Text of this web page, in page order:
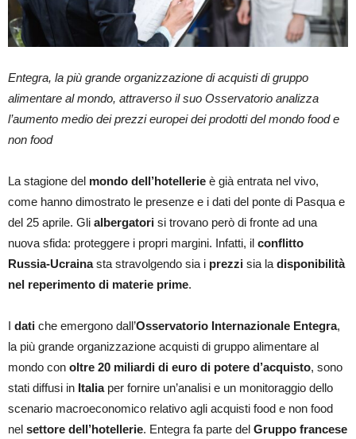
Entegra, la più grande organizzazione di acquisti di gruppo
alimentare al mondo, attraverso il suo Osservatorio analizza
l’aumento medio dei prezzi europei dei prodotti del mondo food e
non food
La stagione del mondo dell’hotellerie è già entrata nel vivo,
come hanno dimostrato le presenze e i dati del ponte di Pasqua e
del 25 aprile. Gli albergatori si trovano però di fronte ad una
nuova sfida: proteggere i propri margini. Infatti, il conflitto
Russia-Ucrainasta stravolgendo sia i prezzi sia la disponibilità
nel reperimento di materie prime.
I dati che emergono dall’Osservatorio Internazionale Entegra,
la più grande organizzazione acquisti di gruppo alimentare al
mondo con oltre 20 miliardi di euro di potere d’acquisto, sono
stati diffusi in Italiaper fornire un’analisi e un monitoraggio dello
scenario macroeconomico relativo agli acquisti food e non food
nel settore dell’hotellerie. Entegra fa parte del Gruppo francese